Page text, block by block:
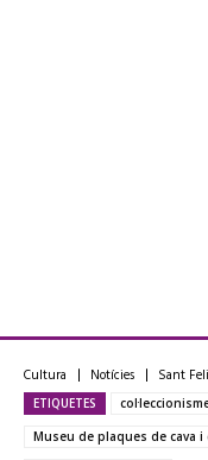
Cultura Notícies Sant
ETIQUETES
Museu de plaques de cava i